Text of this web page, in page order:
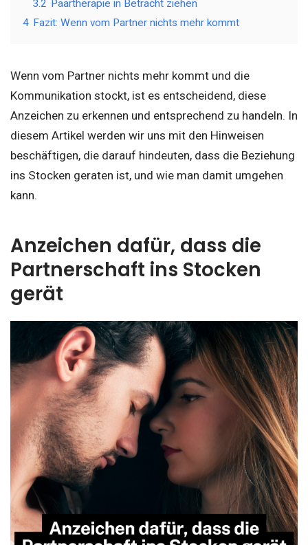
3.2 Paartherapie in Betracht ziehen
4 Fazit: Wenn vom Partner nichts mehr kommt
Wenn vom Partner nichts mehr kommt und die
Kommunikation stockt, ist es entscheidend, diese
Anzeichen zu erkennen und entsprechend zu handeln. In
diesem Artikel werden wir uns mit den Hinweisen
beschäftigen, die darauf hindeuten, dass die Beziehung
ins Stocken geraten ist, und wie man damit umgehen
kann.
Anzeichen dafür, dass die
Partnerschaft ins Stocken
gerät